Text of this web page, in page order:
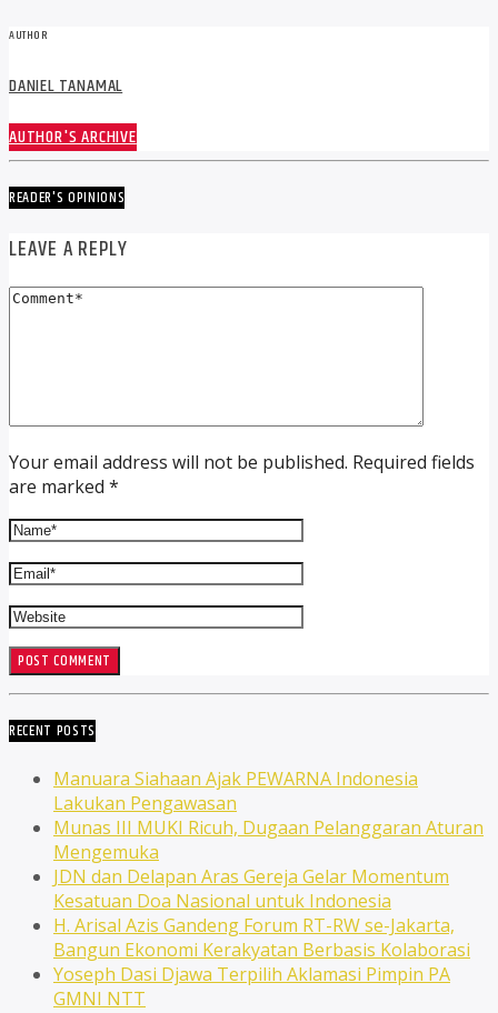
AUTHOR
DANIEL TANAMAL
AUTHOR'S ARCHIVE
READER'S OPINIONS
LEAVE A REPLY
Your email address will not be published. Required fields
are marked *
RECENT POSTS
Manuara Siahaan Ajak PEWARNA Indonesia
Lakukan Pengawasan
Munas III MUKI Ricuh, Dugaan Pelanggaran Aturan
Mengemuka
JDN dan Delapan Aras Gereja Gelar Momentum
Kesatuan Doa Nasional untuk Indonesia
H. Arisal Azis Gandeng Forum RT-RW se-Jakarta,
Bangun Ekonomi Kerakyatan Berbasis Kolaborasi
Yoseph Dasi Djawa Terpilih Aklamasi Pimpin PA
GMNI NTT